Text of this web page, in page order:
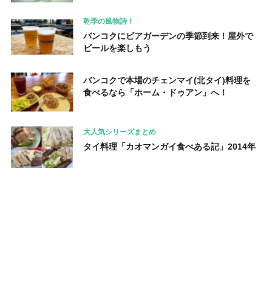
乾季の風物詩！
バンコクにビアガーデンの季節到来！屋外で
ビールを楽しもう
バンコクで本場のチェンマイ(北タイ)料理を
食べるなら「ホーム・ドゥアン」へ！
大人気シリーズまとめ
タイ料理「カオマンガイ食べある記」2014年